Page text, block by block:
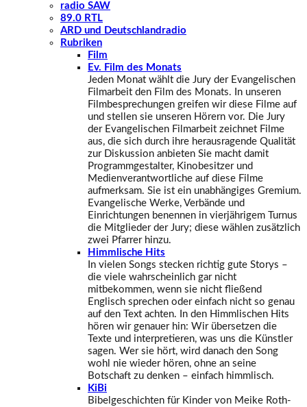
radio SAW
89.0 RTL
ARD und Deutschlandradio
Rubriken
Film
Ev. Film des Monats
Jeden Monat wählt die Jury der Evangelischen
Filmarbeit den Film des Monats. In unseren
Filmbesprechungen greifen wir diese Filme auf
und stellen sie unseren Hörern vor. Die Jury
der Evangelischen Filmarbeit zeichnet Filme
aus, die sich durch ihre herausragende Qualität
zur Diskussion anbieten Sie macht damit
Programmgestalter, Kinobesitzer und
Medienverantwortliche auf diese Filme
aufmerksam. Sie ist ein unabhängiges Gremium.
Evangelische Werke, Verbände und
Einrichtungen benennen in vierjährigem Turnus
die Mitglieder der Jury; diese wählen zusätzlich
zwei Pfarrer hinzu.
Himmlische Hits
In vielen Songs stecken richtig gute Storys –
die viele wahrscheinlich gar nicht
mitbekommen, wenn sie nicht fließend
Englisch sprechen oder einfach nicht so genau
auf den Text achten. In den Himmlischen Hits
hören wir genauer hin: Wir übersetzen die
Texte und interpretieren, was uns die Künstler
sagen. Wer sie hört, wird danach den Song
wohl nie wieder hören, ohne an seine
Botschaft zu denken – einfach himmlisch.
KiBi
Bibelgeschichten für Kinder von Meike Roth-